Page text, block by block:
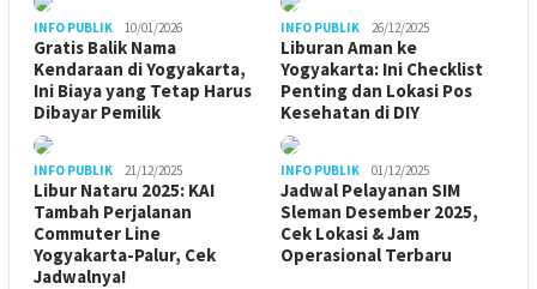
INFO PUBLIK 10/01/2026
Gratis Balik Nama
Kendaraan di Yogyakarta,
Ini Biaya yang Tetap Harus
Dibayar Pemilik
INFO PUBLIK 26/12/2025
Liburan Aman ke
Yogyakarta: Ini Checklist
Penting dan Lokasi Pos
Kesehatan di DIY
INFO PUBLIK 21/12/2025
Libur Nataru 2025: KAI
Tambah Perjalanan
Commuter Line
Yogyakarta-Palur, Cek
Jadwalnya!
INFO PUBLIK 01/12/2025
Jadwal Pelayanan SIM
Sleman Desember 2025,
Cek Lokasi & Jam
Operasional Terbaru